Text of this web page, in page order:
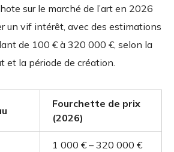
sur le marché de l’art en 2026
un vif intérêt, avec des estimations
de 100 € à 320 000 €, selon la
et la période de création.
Fourchette de prix
(2026)
1 000 € – 320 000 €